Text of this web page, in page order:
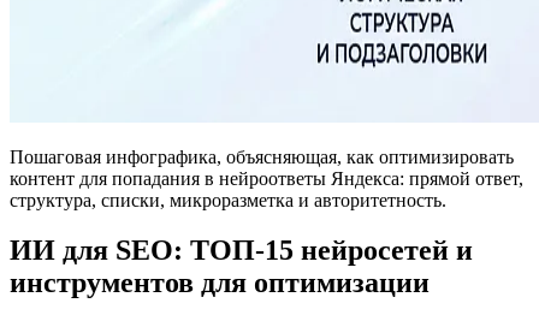
Пошаговая инфографика, объясняющая, как оптимизировать
контент для попадания в нейроответы Яндекса: прямой ответ,
структура, списки, микроразметка и авторитетность.
ИИ для SEO: ТОП-15 нейросетей и
инструментов для оптимизации